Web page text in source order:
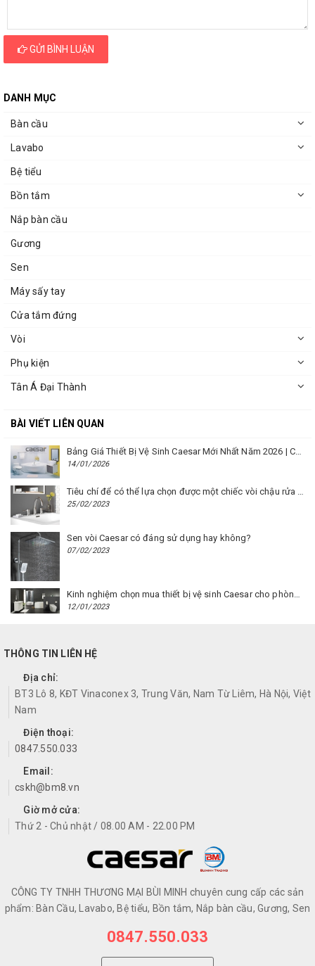
GỬI BÌNH LUẬN
DANH MỤC
Bàn cầu
Lavabo
Bệ tiểu
Bồn tắm
Nắp bàn cầu
Gương
Sen
Máy sấy tay
Cửa tắm đứng
Vòi
Phụ kiện
Tân Á Đại Thành
BÀI VIẾT LIÊN QUAN
Bảng Giá Thiết Bị Vệ Sinh Caesar Mới Nhất Năm 2026 | Cập Nhật Liên Tục Tại BM8.VN
14/01/2026
25/02/2023
Sen vòi Caesar có đáng sử dụng hay không?
07/02/2023
12/01/2023
THÔNG TIN LIÊN HỆ
Địa chỉ:
BT3 Lô 8, KĐT Vinaconex 3, Trung Văn, Nam Từ Liêm, Hà Nội, Việt
Nam
Điện thoại:
0847.550.033
Email:
cskh@bm8.vn
Giờ mở cửa:
Thứ 2 - Chủ nhật / 08.00 AM - 22.00 PM
CÔNG TY TNHH THƯƠNG MẠI BÙI MINH chuyên cung cấp các sản
phẩm: Bàn Cầu, Lavabo, Bệ tiểu, Bồn tắm, Nắp bàn cầu, Gương, Sen
0847.550.033